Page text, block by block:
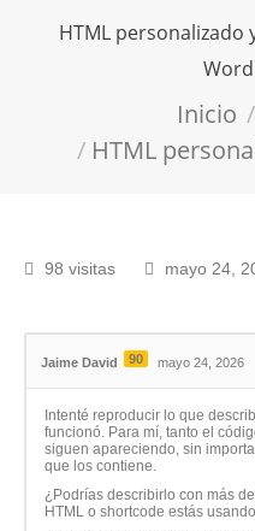
HTML
Inicio
HTML
98 visitas mayo 24,
Jaime David 90 mayo 24, 2026
Intenté reproducir lo que
funcionó. Para mí, tanto el
siguen apareciendo, sin
que los contiene.
¿Podrías describirlo con más
HTML o shortcode estás